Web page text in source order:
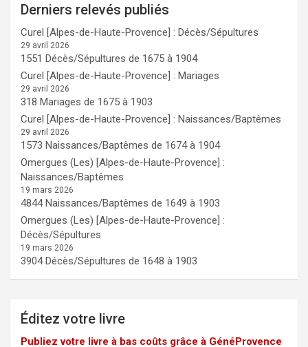
Derniers relevés publiés
Curel [Alpes-de-Haute-Provence] : Décès/Sépultures
29 avril 2026
1551 Décès/Sépultures de 1675 à 1904
Curel [Alpes-de-Haute-Provence] : Mariages
29 avril 2026
318 Mariages de 1675 à 1903
Curel [Alpes-de-Haute-Provence] : Naissances/Baptêmes
29 avril 2026
1573 Naissances/Baptêmes de 1674 à 1904
Omergues (Les) [Alpes-de-Haute-Provence] :
Naissances/Baptêmes
19 mars 2026
4844 Naissances/Baptêmes de 1649 à 1903
Omergues (Les) [Alpes-de-Haute-Provence] :
Décès/Sépultures
19 mars 2026
3904 Décès/Sépultures de 1648 à 1903
Éditez votre livre
Publiez votre livre à bas coûts grâce à GénéProvence